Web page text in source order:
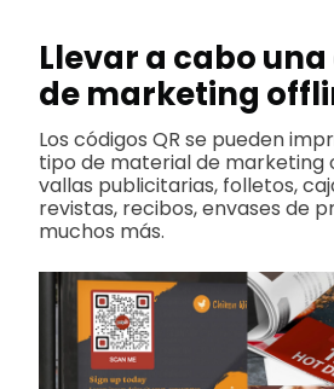
Llevar a cabo
de marketing
Los códigos QR se pueden
tipo de material de marketing
vallas publicitarias, folletos,
revistas, recibos, envases de
muchos más.